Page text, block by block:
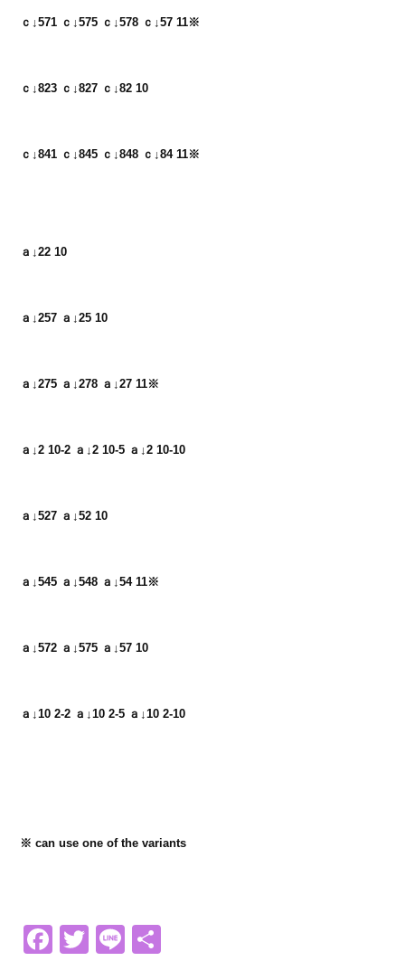
ｃ↓571 ｃ↓575 ｃ↓578 ｃ↓57 11※
ｃ↓823 ｃ↓827 ｃ↓82 10
ｃ↓841 ｃ↓845 ｃ↓848 ｃ↓84 11※
ａ↓22 10
ａ↓257 ａ↓25 10
ａ↓275 ａ↓278 ａ↓27 11※
ａ↓2 10-2 ａ↓2 10-5 ａ↓2 10-10
ａ↓527 ａ↓52 10
ａ↓545 ａ↓548 ａ↓54 11※
ａ↓572 ａ↓575 ａ↓57 10
ａ↓10 2-2 ａ↓10 2-5 ａ↓10 2-10
※ can use one of the variants
Facebook
Twitter
Line